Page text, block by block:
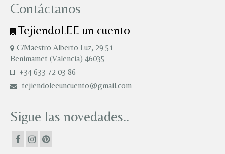
Contáctanos
TejiendoLEE un cuento
C/Maestro Alberto Luz, 29 51
Benimamet (Valencia) 46035
+34 633 72 03 86
tejiendoleeuncuento@gmail.com
Sigue las novedades..